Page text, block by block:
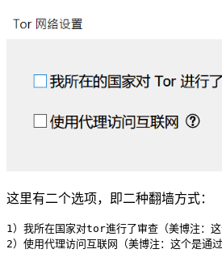
这里有二个选项，即二种翻墙方式：
1）我所在国家对tor進行了审查（美博注：